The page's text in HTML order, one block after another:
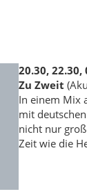
20.30, 22.30,
Zu Zweit
In einem Mix
mit
nicht nur
Zeit wie die